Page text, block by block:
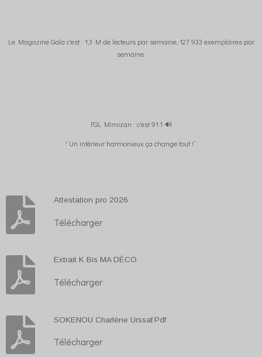
Le Magazine Gala c'est : 1,3 M de lecteurs par semaine, 127 933 exemplaires par
semaine
FGL Mimizan : c'est 91.1 🔊
' Un intérieur harmonieux ça change tout !´
Attestation pro 2026
Télécharger
Extrait K Bis MA DÉCO
Télécharger
SOKENOU Charlène Urssaf.Pdf
Télécharger